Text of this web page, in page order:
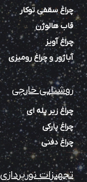
چراغ سقفی توکار
قاب هالوژن
چراغ آویز
آباژور و چراغ رومیزی
روشنایی خارجی
چراغ زیر پله‌ ای
چراغ پارکی
چراغ دفنی
تجهیزات نورپردازی